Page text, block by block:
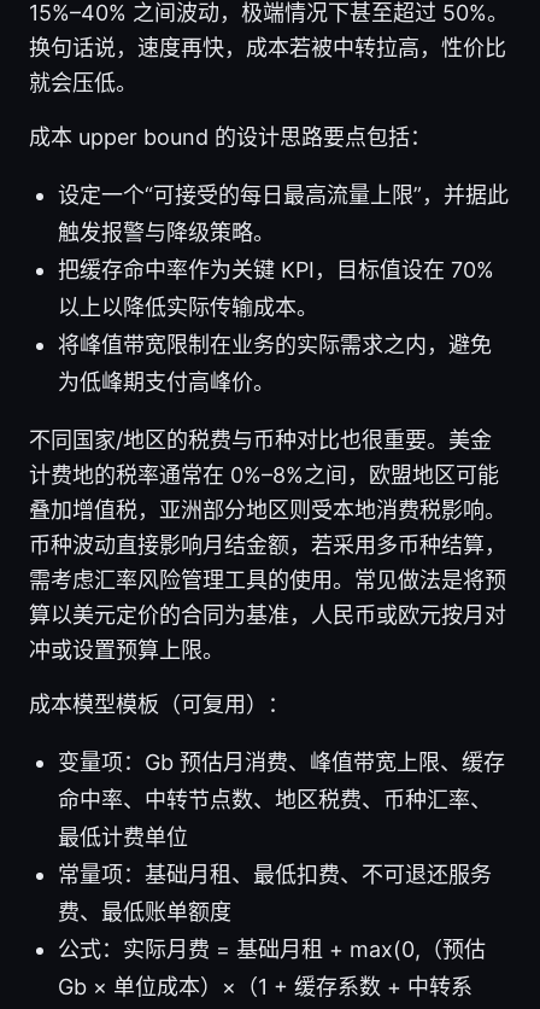
15%–40% 之间波动，极端情况下甚至超过 50%。
换句话说，速度再快，成本若被中转拉高，性价比
就会压低。
成本 upper bound 的设计思路要点包括：
设定一个“可接受的每日最高流量上限”，并据此
触发报警与降级策略。
把缓存命中率作为关键 KPI，目标值设在 70%
以上以降低实际传输成本。
将峰值带宽限制在业务的实际需求之内，避免
为低峰期支付高峰价。
不同国家/地区的税费与币种对比也很重要。美金
计费地的税率通常在 0%–8%之间，欧盟地区可能
叠加增值税，亚洲部分地区则受本地消费税影响。
币种波动直接影响月结金额，若采用多币种结算，
需考虑汇率风险管理工具的使用。常见做法是将预
算以美元定价的合同为基准，人民币或欧元按月对
冲或设置预算上限。
成本模型模板（可复用）：
变量项：Gb 预估月消费、峰值带宽上限、缓存
命中率、中转节点数、地区税费、币种汇率、
最低计费单位
常量项：基础月租、最低扣费、不可退还服务
费、最低账单额度
公式：实际月费 = 基础月租 + max(0,（预估
Gb × 单位成本）×（1 + 缓存系数 + 中转系